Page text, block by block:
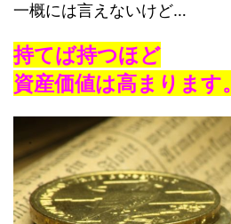
一概には言えないけど…
持てば持つほど
資産価値は高まります。